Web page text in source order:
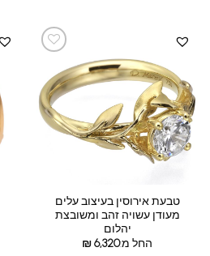
טבעת אירוסין בעיצוב עלים
מעודן עשויה זהב ומשובצת
יהלום
החל מ:
₪6,320